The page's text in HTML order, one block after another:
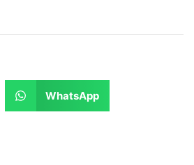
WhatsApp